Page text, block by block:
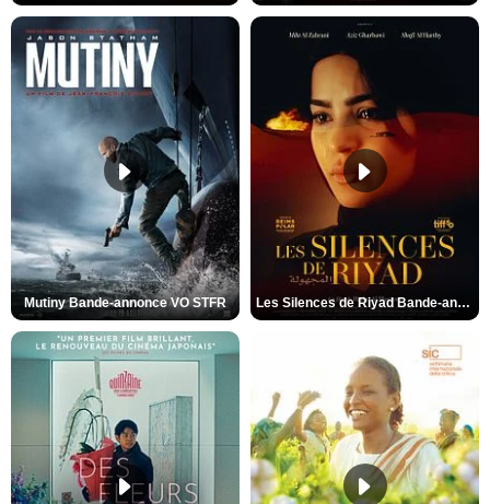
Mutiny Bande-annonce VO STFR Les Silences de Riyad Bande-annonce VO STFR